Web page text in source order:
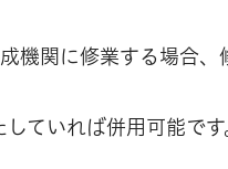
機関に修業する場合
ていれば併用可能です